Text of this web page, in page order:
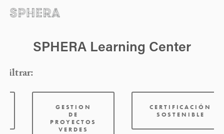
SPHERA Learning Center
Filtrar:
GESTION
DE
PROYECTOS
VERDES
CERTIFICACIÓN
SOSTENIBLE